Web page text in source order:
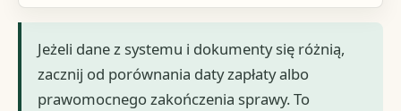
Jeżeli dane z systemu i dokumenty się różnią,
zacznij od porównania daty zapłaty albo
prawomocnego zakończenia sprawy. To